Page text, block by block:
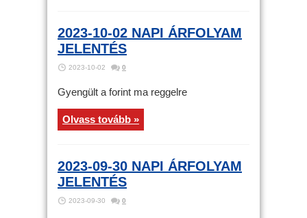
2023-10-02 NAPI ÁRFOLYAM
JELENTÉS
2023-10-02 0
Gyengült a forint ma reggelre
Olvass tovább »
2023-09-30 NAPI ÁRFOLYAM
JELENTÉS
2023-09-30 0